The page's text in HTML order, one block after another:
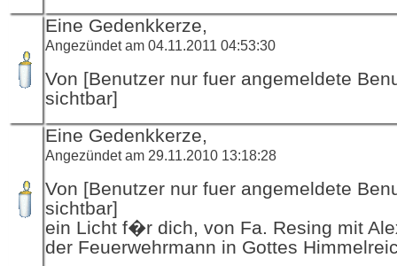
Eine Gedenkkerze,
Angezündet am 04.11.2011 04:53:30
Von [Benutzer nur fuer angemeldete
sichtbar]
Eine Gedenkkerze,
Angezündet am 29.11.2010 13:18:28
Von [Benutzer nur fuer angemeldete
sichtbar]
ein Licht f�r dich, von Fa. Resing mit
der Feuerwehrmann in Gottes